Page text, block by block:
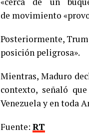
de movimiento
Posteriormente,
posición peligrosa».
Mientras, Maduro
contexto, señaló
Venezuela y en toda
Fuente: RT